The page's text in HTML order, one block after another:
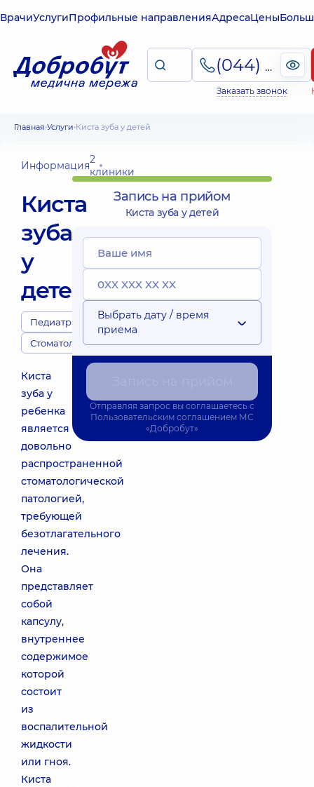
ВрачиУслугиПрофильные направленияАдресаЦены
(044) 495-2-888
Заказать звонок
Главная Услуги Киста зуба у детей
Информация2
клиники
Киста
зуба
у
детей
Педиатры
Стоматологи
Киста
зуба у
ребенка
является
довольно
распространенной
стоматологической
патологией,
требующей
безотлагательного
лечения.
Она
представляет
собой
капсулу,
внутреннее
содержимое
которой
состоит
из
воспалительной
жидкости
или гноя.
Киста
Запись на прийом
Киста зуба у детей
Выбрать дату / время
приема
Отправляя запрос вы соглашаетесь с
Пользовательским соглашением МС
«Добробут»